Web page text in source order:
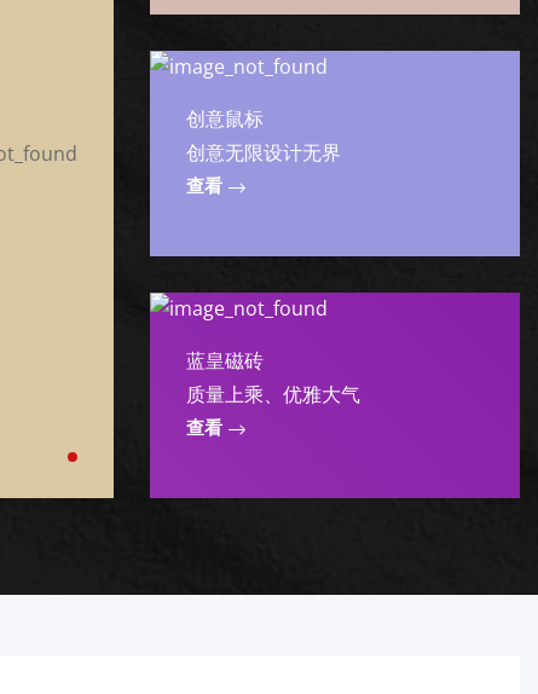
创意鼠标
创意无限设计无界
查看
蓝皇磁砖
质量上乘、优雅大气
查看